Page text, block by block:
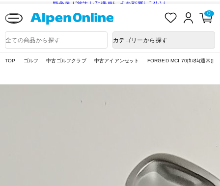
熊本県で発生した地震による影響について
入
ロ
ン
0
品
検
カテゴリーから探す
TOP ゴルフ 中古ゴルフクラブ 中古アイアンセット FORGED MCI 70[ｶｽﾀﾑ(通常)]